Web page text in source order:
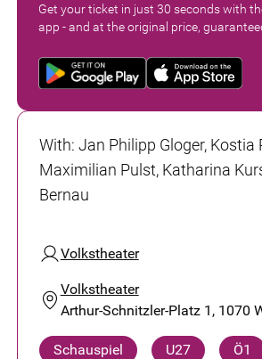
Get your ticket in just 30 seconds with
app - and at the original price,
With: Jan Philipp Gloger, Kostia
Maximilian Pulst, Katharina
Bernau
Volkstheater
Volkstheater
Arthur-Schnitzler-Platz 1, 1070
Schauspiel U27 Ö1